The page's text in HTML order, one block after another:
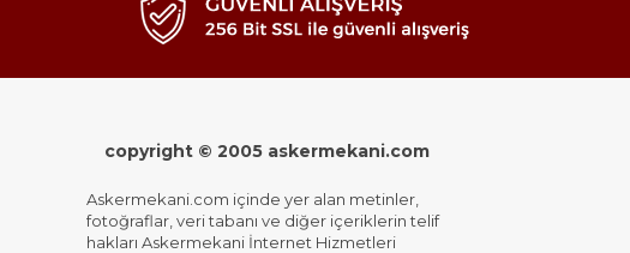
copyright © 2005 askermekani.com
Askermekani.com içinde yer alan metinler,
fotoğraflar, veri tabanı ve diğer içeriklerin telif
hakları Askermekani İnternet Hizmetleri